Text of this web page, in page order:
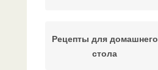
Рецепты для домашнего
стола